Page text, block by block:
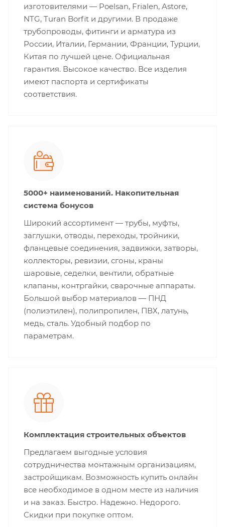
изготовителями — Poelsan, Frialen, Astore,
NTG, Turan Borfit и другими. В продаже
трубопроводы, фитинги и арматура из
России, Италии, Германии, Франции, Турции,
Китая по лучшей цене. Официальная
гарантия. Высокое качество. Все изделия
имеют паспорта и сертификаты
соответствия.
5000+ наименований. Накопительная
система бонусов
Широкий ассортимент — трубы, муфты,
заглушки, отводы, переходы, тройники,
фланцевые соединения, задвижки, затворы,
коллекторы, ревизии, сгоны, краны
шаровые, седелки, вентили, обратные
клапаны, контргайки, сварочные аппараты.
Большой выбор материалов — ПНД
(полиэтилен), полипропилен, ПВХ, латунь,
медь, сталь. Удобный подбор по
параметрам.
Комплектация строительных объектов
Предлагаем выгодные условия
сотрудничества монтажным организациям,
застройщикам. Возможность купить онлайн
все необходимое в одном месте из наличия
и на заказ. Быстро. Надежно. Недорого.
Скидки при покупке оптом.